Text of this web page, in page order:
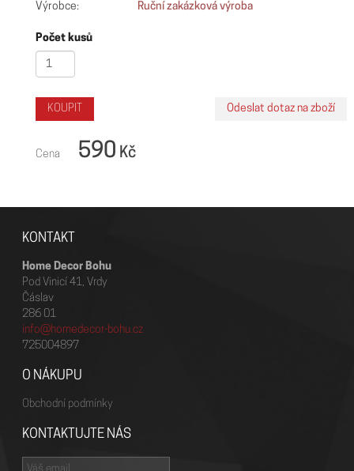
Výrobce:
Ruční zakázková výroba
Počet kusů
Cena 590 Kč
KONTAKT
Home Decor Bohu
Pod Vinicí 41, Vrdy
Čáslav
286 01
info@homedecor-bohu.cz
725004897
O NÁKUPU
Obchodní podmínky
KONTAKTUJTE NÁS